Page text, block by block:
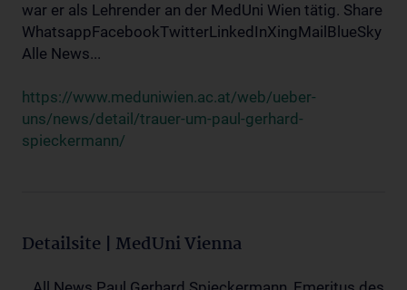
war er als Lehrender an der MedUni Wien tätig. Share
WhatsappFacebookTwitterLinkedInXingMailBlueSky
Alle News...
https://www.meduniwien.ac.at/web/ueber-
uns/news/detail/trauer-um-paul-gerhard-
spieckermann/
Detailsite | MedUni Vienna